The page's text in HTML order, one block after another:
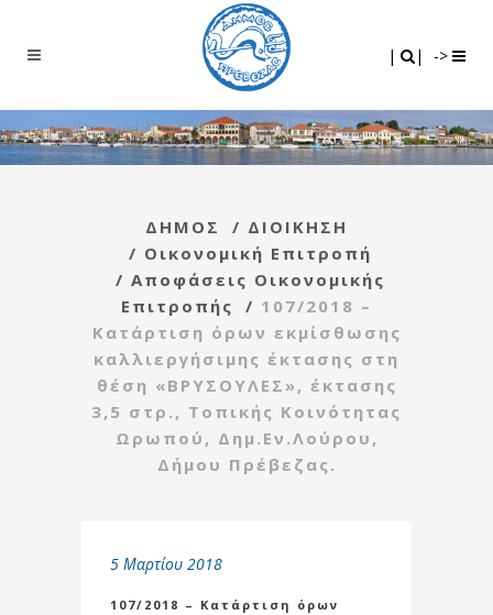
| | ->
ΔΗΜΟΣ / ΔΙΟΙΚΗΣΗ
/ Οικονομική Επιτροπή
/ Αποφάσεις Οικονομικής
Επιτροπής
/ 107/2018 –
Κατάρτιση όρων εκμίσθωσης
καλλιεργήσιμης έκτασης στη
θέση «ΒΡΥΣΟΥΛΕΣ», έκτασης
3,5 στρ., Τοπικής Κοινότητας
Ωρωπού, Δημ.Εν.Λούρου,
Δήμου Πρέβεζας.
5 Μαρτίου 2018
107/2018 – Κατάρτιση όρων